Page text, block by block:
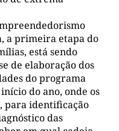
a primeira etapa do
está sendo
de elaboração dos
do programa
do ano, onde os
para identificação
das